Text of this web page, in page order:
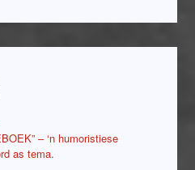
– ‘n humoristiese
as tema.